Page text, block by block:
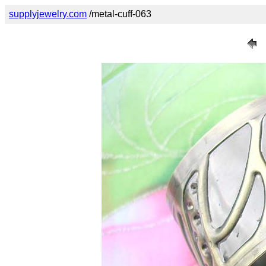
supplyjewelry.com /metal-cuff-063